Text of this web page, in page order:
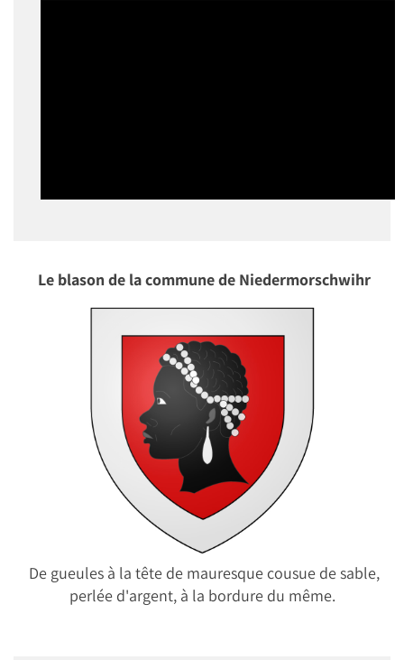
Le blason de la commune de Niedermorschwihr
De gueules à la tête de mauresque cousue de sable,
perlée d'argent, à la bordure du même.